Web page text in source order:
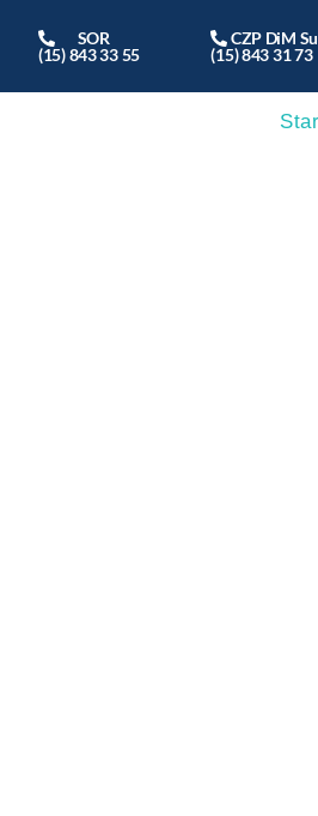
SOR
(15) 843 33 55
CZP DiM
(15) 843 31 73